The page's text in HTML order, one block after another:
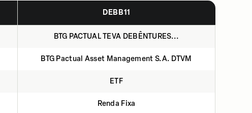
DEBB11
BTG PACTUAL TEVA DEBÊNTURES...
BTG Pactual Asset Management S.A. DTVM
ETF
Renda Fixa